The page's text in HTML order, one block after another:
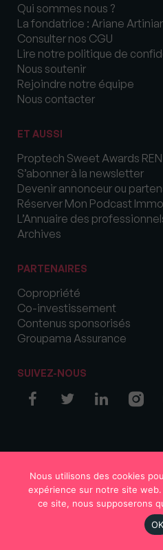
Qui sommes nous ?
La fondatrice : Ariane
Consulter nos CGU
Lire notre politique de
Nous soutenir
Rejoindre notre équipe
Nous contacter
ET AUSSI
Proptech Sweet Awards
S’abonner à la newsletter
Devenir annonceur ou
Réserver Mon Podcast Immo
L’Annuaire des
Archives
PARTENAIRES
Copropriété
Co-investissement
Contenus sponsorisés
Groupama Assurance
SUIVEZ-NOUS
S'abonner
Nous utilisons des cookies
expérience sur notre site
ce site, nous supposerons
OK